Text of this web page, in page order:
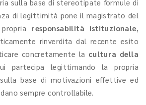
sulla base di stereotipate formule di
di legittimità pone il magistrato del
responsabilità istituzionale,
rinverdita dal recente esito
concretamente la cultura della
partecipa legittimando la propria
base di motivazioni effettive ed
sempre controllabile.